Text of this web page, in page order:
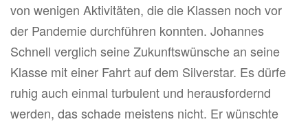
von wenigen Aktivitäten, die die Klassen noch vor
der Pandemie durchführen konnten. Johannes
Schnell verglich seine Zukunftswünsche an seine
Klasse mit einer Fahrt auf dem Silverstar. Es dürfe
ruhig auch einmal turbulent und herausfordernd
werden, das schade meistens nicht. Er wünschte